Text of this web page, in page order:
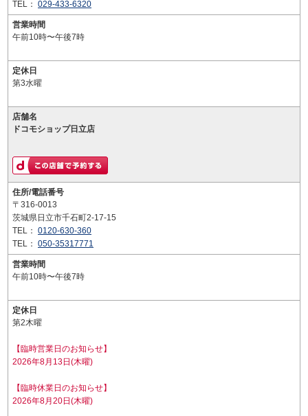
TEL： 029-433-6320
営業時間
午前10時〜午後7時
定休日
第3水曜
店舗名
ドコモショップ日立店
住所/電話番号
〒316-0013
茨城県日立市千石町2-17-15
TEL： 0120-630-360
TEL： 050-35317771
営業時間
午前10時〜午後7時
定休日
第2木曜
【臨時営業日のお知らせ】
2026年8月13日(木曜)
【臨時休業日のお知らせ】
2026年8月20日(木曜)